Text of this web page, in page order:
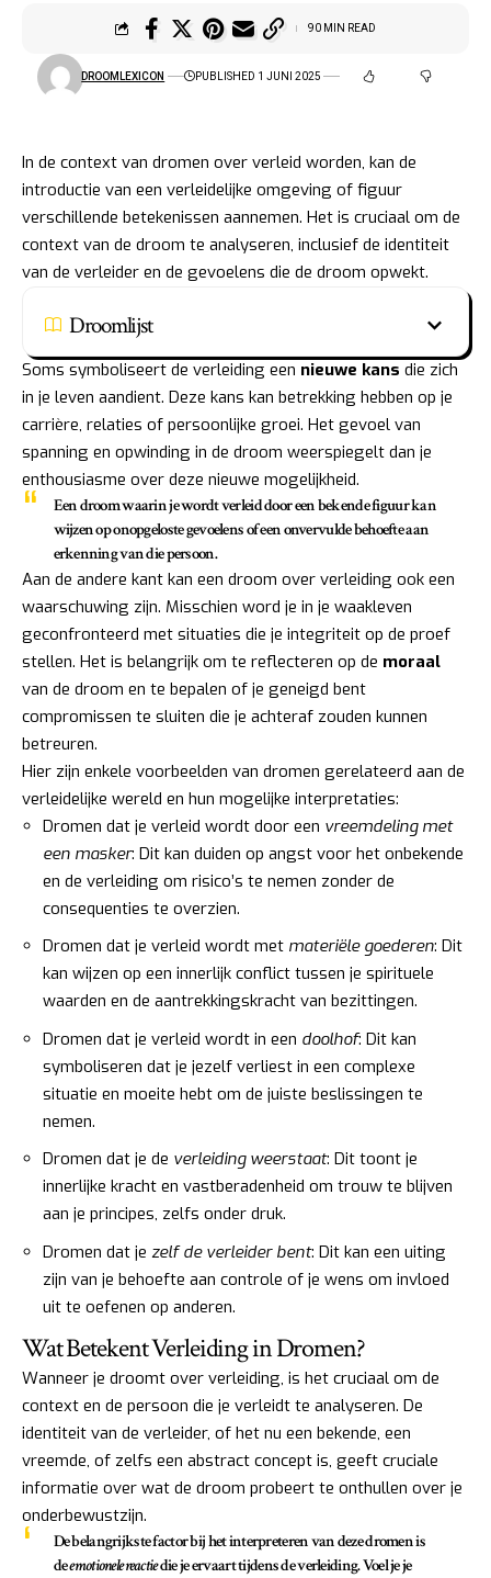
DROOMLEXICON PUBLISHED 1 JUNI 2025
90 MIN READ
In de context van dromen over verleid worden, kan de
introductie van een verleidelijke omgeving of figuur
verschillende betekenissen aannemen. Het is cruciaal om de
context van de droom te analyseren, inclusief de identiteit
van de verleider en de gevoelens die de droom opwekt.
Droomlijst
Soms symboliseert de verleiding een nieuwe kans die zich
in je leven aandient. Deze kans kan betrekking hebben op je
carrière, relaties of persoonlijke groei. Het gevoel van
spanning en opwinding in de droom weerspiegelt dan je
enthousiasme over deze nieuwe mogelijkheid.
Een droom waarin je wordt verleid door eenbekende figuurkan
wijzen op onopgeloste gevoelens of een onvervulde behoefte aan
erkenning van die persoon.
Aan de andere kant kan een droom over verleiding ook een
waarschuwing zijn. Misschien word je in je waakleven
geconfronteerd met situaties die je integriteit op de proef
stellen. Het is belangrijk om te reflecteren op de moraal
van de droom en te bepalen of je geneigd bent
compromissen te sluiten die je achteraf zouden kunnen
betreuren.
Hier zijn enkele voorbeelden van dromen gerelateerd aan de
verleidelijke wereld en hun mogelijke interpretaties:
Dromen dat je verleid wordt door een vreemdeling met
een masker: Dit kan duiden op angst voor het onbekende
en de verleiding om risico’s te nemen zonder de
consequenties te overzien.
Dromen dat je verleid wordt met materiële goederen: Dit
kan wijzen op een innerlijk conflict tussen je spirituele
waarden en de aantrekkingskracht van bezittingen.
Dromen dat je verleid wordt in een doolhof: Dit kan
symboliseren dat je jezelf verliest in een complexe
situatie en moeite hebt om de juiste beslissingen te
nemen.
Dromen dat je de verleiding weerstaat: Dit toont je
innerlijke kracht en vastberadenheid om trouw te blijven
aan je principes, zelfs onder druk.
Dromen dat je zelf de verleider bent: Dit kan een uiting
zijn van je behoefte aan controle of je wens om invloed
uit te oefenen op anderen.
Wat Betekent Verleiding in Dromen?
Wanneer je droomt over verleiding, is het cruciaal om de
context en de persoon die je verleidt te analyseren. De
identiteit van de verleider, of het nu een bekende, een
vreemde, of zelfs een abstract concept is, geeft cruciale
informatie over wat de droom probeert te onthullen over je
onderbewustzijn.
Debelangrijkste factorbij het interpreteren van deze dromen is
deemotionele reactiedie je ervaart tijdens de verleiding. Voel je je